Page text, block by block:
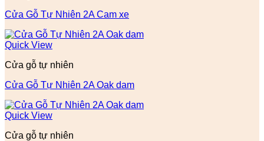
Cửa Gỗ Tự Nhiên 2A Cam xe
Quick View
Cửa gỗ tự nhiên
Cửa Gỗ Tự Nhiên 2A Oak dam
Quick View
Cửa gỗ tự nhiên